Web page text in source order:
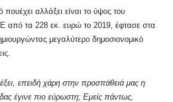
αλλάξει είναι το ύψος του
από τα 228 εκ. ευρώ το 2019, έφτασε στα
μεγαλύτερο δημοσιονομικό
επειδή χάρη στην προσπάθειά μας η
έγινε πιο εύρωστη; Εμείς πάντως,